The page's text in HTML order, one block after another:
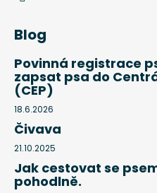
Blog
Povinná registrace
zapsat psa do
(CEP)
18.6.2026
Čivava
21.10.2025
Jak cestovat se
pohodlně.